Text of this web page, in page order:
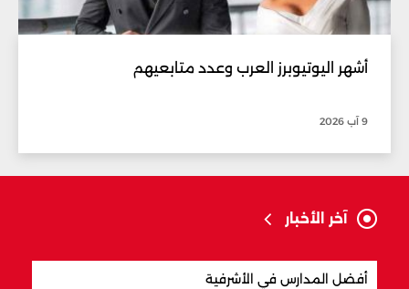
أشهر اليوتيوبرز العرب وعدد متابعيهم
9 آب 2026
آخر الأخبار
أفضل المدارس في الأشرفية